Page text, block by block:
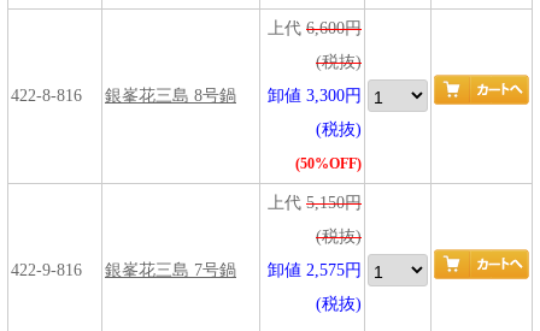
422-8-816 銀峯花三島 8号鍋
上代 6,600円
(税抜)
卸値 3,300円
(税抜)
(50%OFF)
422-9-816 銀峯花三島 7号鍋
上代 5,150円
(税抜)
卸値 2,575円
(税抜)